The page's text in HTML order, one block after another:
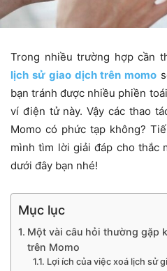
Trong nhiều trường hợp cần
lịch sử giao dịch trên momo
bạn tránh được nhiều phiền
ví điện tử này. Vậy các thao
Momo có phức tạp không?
mình tìm lời giải đáp cho thắc
dưới đây bạn nhé!
Mục lục
Một vài câu hỏi thường gặp
trên Momo
Lợi ích của việc xoá lịch sử